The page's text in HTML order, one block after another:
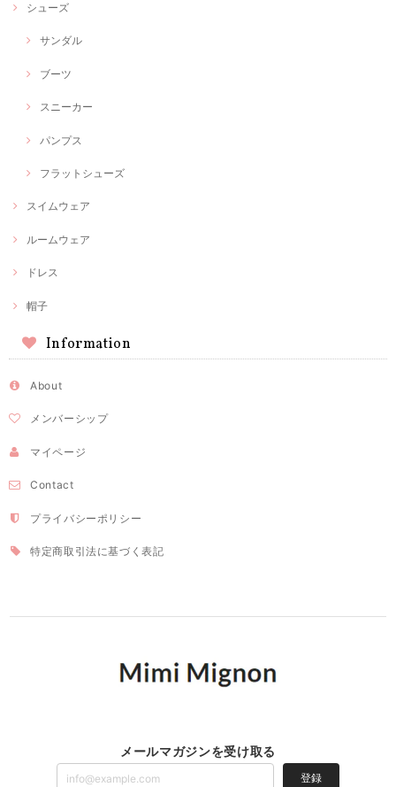
シューズ
サンダル
ブーツ
スニーカー
パンプス
フラットシューズ
スイムウェア
ルームウェア
ドレス
帽子
Information
About
メンバーシップ
マイページ
Contact
プライバシーポリシー
特定商取引法に基づく表記
メールマガジンを受け取る
登録